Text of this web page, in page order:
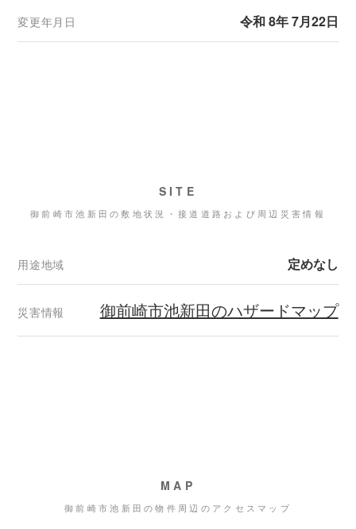
変更年月日 令和 8年 7月22日
SITE
御前崎市池新田の敷地状況・接道道路および周辺災害情報
用途地域 定めなし
災害情報 御前崎市池新田のハザードマップ
MAP
御前崎市池新田の物件周辺のアクセスマップ